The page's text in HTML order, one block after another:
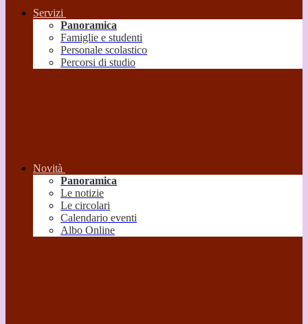
Servizi
Panoramica
Famiglie e studenti
Personale scolastico
Percorsi di studio
Novità
Panoramica
Le notizie
Le circolari
Calendario eventi
Albo Online